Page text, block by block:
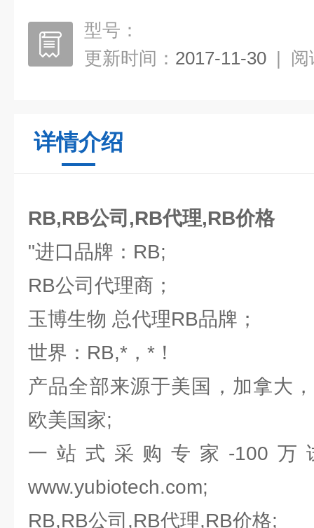
型号：
更新时间： 2017-11-30 | 阅
详情介绍
RB,RB公司,RB代理,RB价格
"进口品牌：RB;
RB公司代理商；
玉博生物 总代理RB品牌；
世界：RB,*，*！
产品全部来源于美国，加拿大
欧美国家;
一站式采购专家-100万
www.yubiotech.com;
RB,RB公司,RB代理,RB价格;